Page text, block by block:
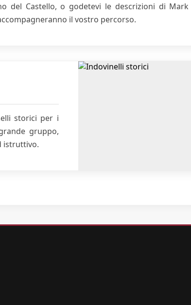
del Castello, o godetevi le descrizioni di Mark
il vostro percorso.
storici per i
gruppo,
istruttivo.